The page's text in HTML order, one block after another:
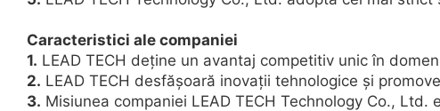
Caracteristici ale companiei
1. LEAD TECH deține un avantaj competitiv unic în
2. LEAD TECH desfășoară inovații tehnologice și
3. Misiunea companiei LEAD TECH Technology Co.,